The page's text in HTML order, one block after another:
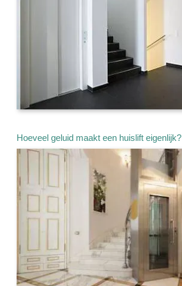
Hoeveel geluid maakt een huislift eigenlijk?